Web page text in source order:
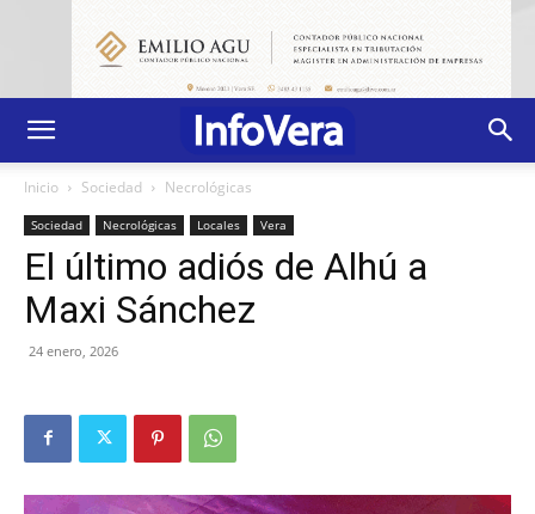
Inicio Sociedad Necrológicas
Sociedad Necrológicas Locales Vera
El último adiós de Alhú a
Maxi Sánchez
24 enero, 2026